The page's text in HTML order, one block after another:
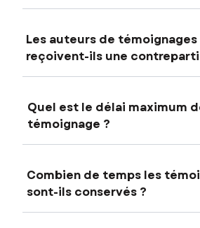
Les auteurs de témoignages
reçoivent-ils une
Quel est le délai maximum
témoignage ?
Combien de temps les
sont-ils conservés ?